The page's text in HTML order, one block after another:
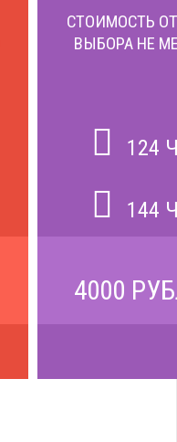
СТОИМОСТЬ
ВЫБОРА НЕ
124
144
4000